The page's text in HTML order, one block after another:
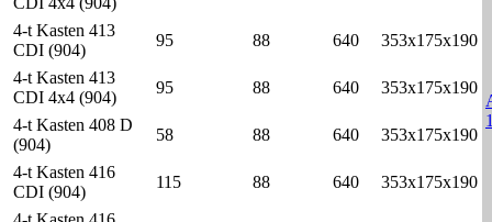
4-t Kasten 413
CDI (904)
95 88 640
353x175x190
4-t Kasten 413
CDI 4x4 (904)
95 88 640
353x175x190
4-t Kasten 408 D
(904)
58 88 640
353x175x190
4-t Kasten 416
CDI (904)
115 88 640
353x175x190